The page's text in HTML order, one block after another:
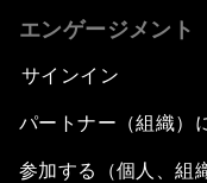
エンゲージメント
サインイン
パートナー（組織）
参加する（個人、組